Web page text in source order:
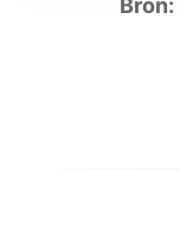
Bron: